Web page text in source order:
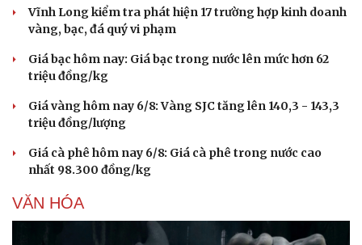
Vĩnh Long kiểm tra phát hiện 17 trường hợp kinh doanh
vàng, bạc, đá quý vi phạm
Giá bạc hôm nay: Giá bạc trong nước lên mức hơn 62
triệu đồng/kg
Giá vàng hôm nay 6/8: Vàng SJC tăng lên 140,3 - 143,3
triệu đồng/lượng
Giá cà phê hôm nay 6/8: Giá cà phê trong nước cao
nhất 98.300 đồng/kg
VĂN HÓA